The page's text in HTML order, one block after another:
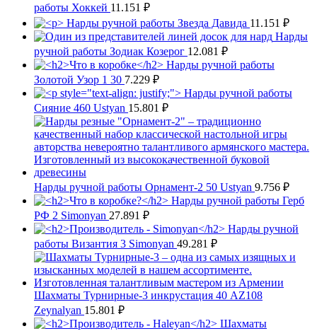
работы Хоккей 11.151 ₽
Нарды ручной работы Звезда Давида 11.151 ₽
Нарды
ручной работы Зодиак Козерог 12.081 ₽
Нарды ручной работы
Золотой Узор 1 30 7.229 ₽
Нарды ручной работы
Сияние 460 Ustyan 15.801 ₽
Нарды ручной работы Орнамент-2 50 Ustyan 9.756 ₽
Нарды ручной работы Герб
РФ 2 Simonyan 27.891 ₽
Нарды ручной
работы Византия 3 Simonyan 49.281 ₽
Шахматы Турнирные-3 инкрустация 40 AZ108
Zeynalyan 15.801 ₽
Шахматы